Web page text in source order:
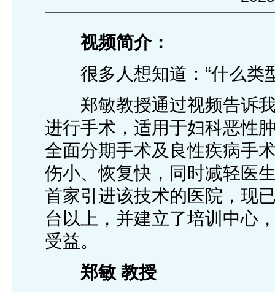
视频简介：
很多人想知道：“什么类
郑敏教授通过视频告诉我
进行手术，适用于妇科恶性
全面分期手术及良性疾病手
伤小、恢复快，同时减轻医
首家引进该技术的医院，现
台以上，并建立了培训中心
受益。
郑敏 教授